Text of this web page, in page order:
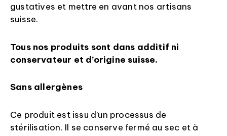
gustatives et mettre en avant nos artisans
suisse.
Tous nos produits sont dans additif ni
conservateur et d’origine suisse.
Sans allergènes
Ce produit est issu d’un processus de
stérilisation. Il se conserve fermé au sec et à